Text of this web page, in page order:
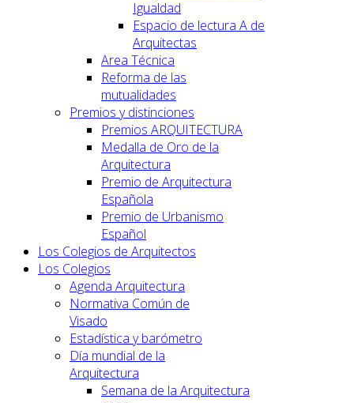
Igualdad
Espacio de lectura A de
Arquitectas
Area Técnica
Reforma de las
mutualidades
Premios y distinciones
Premios ARQUITECTURA
Medalla de Oro de la
Arquitectura
Premio de Arquitectura
Española
Premio de Urbanismo
Español
Los Colegios de Arquitectos
Los Colegios
Agenda Arquitectura
Normativa Común de
Visado
Estadística y barómetro
Día mundial de la
Arquitectura
Semana de la Arquitectura